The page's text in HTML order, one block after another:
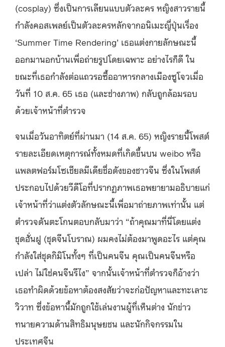
(cosplay) ซึ่งเป็นการเลียนแบบตัวละคร หญิงสาวรายนี้
กำลังคอสเพลย์เป็นตัวละครหลักจากอนิเมะญี่ปุ่นเรื่อง
‘Summer Time Rendering’ เธอแต่งกายลักษณะนี้
ออกมานอกบ้านเพื่อถ่ายรูปโดยเฉพาะ อย่างไรก็ดี ใน
ขณะที่เธอกำลังต่อแถวรอซื้ออาหารกลางเมืองซูโจวเมื่อ
วันที่ 10 ส.ค. 65 เธอ (และช่างภาพ) กลับถูกล้อมรอบ
ด้วยเจ้าหน้าที่ตำรวจ
จนเมื่อวันอาทิตย์ที่ผ่านมา (14 ส.ค. 65) หญิงรายนี้โพสต์
รายละเอียดเหตุการณ์ทั้งหมดที่เกิดขึ้นบน weibo หรือ
แพลตฟอร์มโซเชียลมีเดียชื่อดังของชาวจีน ซึ่งในโพสต์
ประกอบไปด้วยวีดีโอที่ปรากฏภาพเธอพยายามอธิบายแก่
เจ้าหน้าที่ว่าแต่งตัวลักษณะนี้เพื่อมาถ่ายภาพเท่านั้น แต่
ตำรวจดันตะโกนตอบกลับมาว่า “ถ้าคุณมาที่นี่โดยแต่ง
ชุดฮั่นฝู (ชุดจีนโบราณ) ผมคงไม่ต้องมาพูดอะไร แต่คุณ
กำลังใส่ชุดกิมิโนทั้งๆ ที่เป็นคนจีน คุณเป็นคนจีนหรือ
เปล่า ไม่ใช่คนจีนรึไง” จากนั้นเจ้าหน้าที่ตำรวจก็อ้างว่า
เธอทำผิดด้วยข้อหาต้องสงสัยว่าจะก่อปัญหาและทะเลาะ
วิวาท ซึ่งข้อหานี้มักถูกใช้เล่นงานผู้ที่เห็นต่าง นักข่าว
ทนายความด้านสิทธิมนุษยชน และนักกิจกรรมใน
ประเทศจีน